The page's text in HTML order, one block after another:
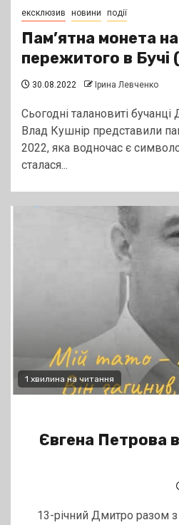
ексклюзив новини події
Пам’ятна монета
пережитого в
30.08.2022 Ірина Левченко
Сьогодні талановиті
Влад Кушнір представили
2022, яка водночас є
сталася...
1 хвилина на читання
Євгена Петрова
13-річний Дмитро разом